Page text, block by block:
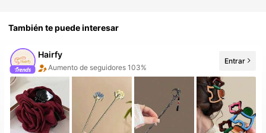
También te puede interesar
Hairfy
9 Nuevo
Entrar